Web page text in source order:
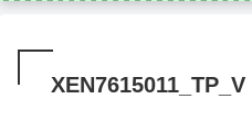
XEN7615011_TP_V